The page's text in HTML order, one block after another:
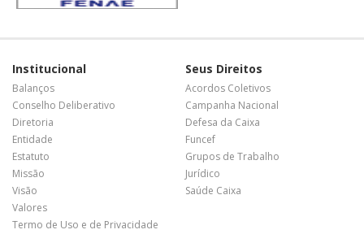
Institucional
Balanços
Conselho Deliberativo
Diretoria
Entidade
Estatuto
Missão
Visão
Valores
Termo de Uso e de Privacidade
Seus Direitos
Acordos Coletivos
Campanha Nacional
Defesa da Caixa
Funcef
Grupos de Trabalho
Jurídico
Saúde Caixa